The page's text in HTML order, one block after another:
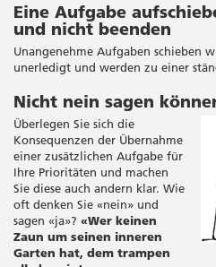
Eine Aufgabe
und nicht beenden
Unangenehme Aufgaben schieben
unerledigt und werden zu einer
Nicht nein sagen
Überlegen Sie sich die
Konsequenzen der Übernahme
einer zusätzlichen Aufgabe für
Ihre Prioritäten und machen
Sie diese auch andern klar. Wie
oft denken Sie «nein» und
sagen «ja»? «Wer keinen
Zaun um seinen inneren
Garten hat, dem trampen